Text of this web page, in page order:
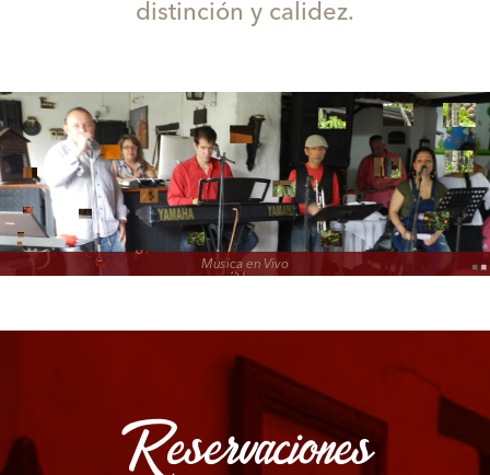
distinción y calidez.
Disfrute del mejor ambiente colonial para sus eventos o reuniones donde usted
y sus invitados serán atendidos con sobriedad, distinción y calidez.
Reservaciones